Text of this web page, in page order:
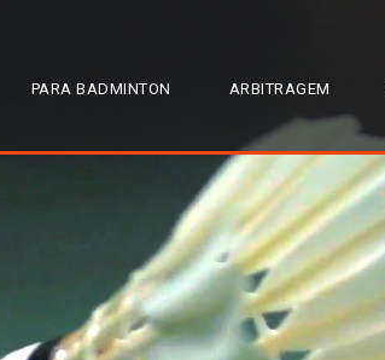
PARA BADMINTON ARBITRAGEM